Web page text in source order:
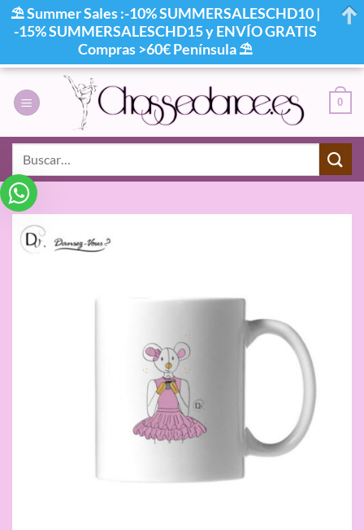
contenido
0
⛱ Summer Sales :-10% SUMMERSALESCHD10 |
-15% SUMMERSALESCHD15 y ENVÍO GRATIS
Compras >60€ Península ⛱